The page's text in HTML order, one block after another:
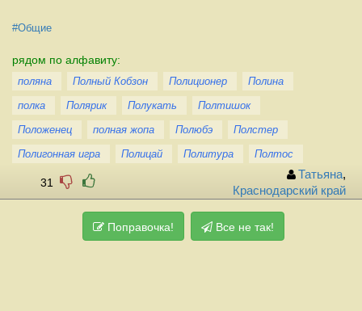
#Общие
рядом по алфавиту:
поляна Полный Кобзон Полиционер
Полина
полка
Полярик Полукать
Полтишок
Положенец
полная жопа Полюбэ
Полстер
Полигонная игра
Полицай Политура Полтос
31
Татьяна,
Краснодарский край
Поправочка! Все не так!